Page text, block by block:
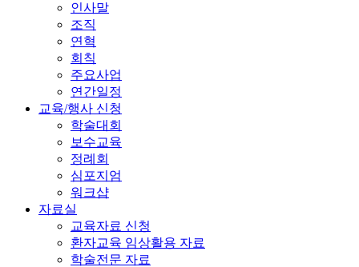
인사말
조직
연혁
회칙
주요사업
연간일정
교육/행사 신청
학술대회
보수교육
정례회
심포지엄
워크샵
자료실
교육자료 신청
환자교육 임상활용 자료
학술전문 자료